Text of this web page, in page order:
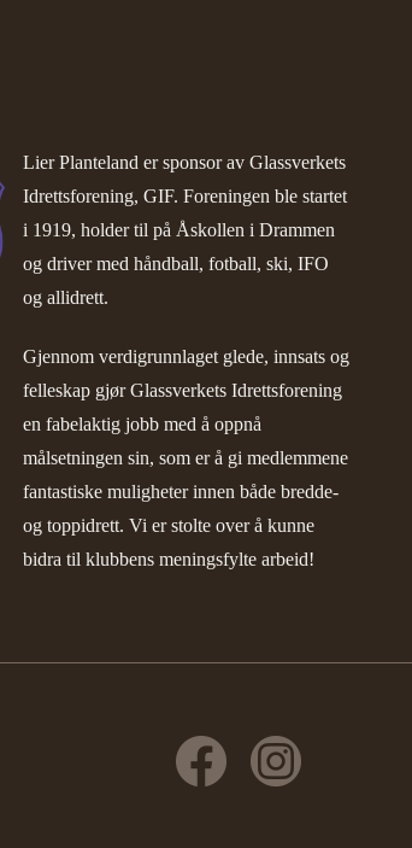
Lier Planteland er sponsor avGlassverkets
Idrettsforening, GIF. Foreningen ble startet
i 1919, holder til på Åskollen i Drammen
og driver med håndball, fotball, ski, IFO
og allidrett.
Gjennom verdigrunnlaget glede, innsats og
felleskap gjør Glassverkets Idrettsforening
en fabelaktig jobb med å oppnå
målsetningen sin, som er å gi medlemmene
fantastiske muligheter innen både bredde-
og toppidrett. Vi er stolte over å kunne
bidra til klubbens meningsfylte arbeid!